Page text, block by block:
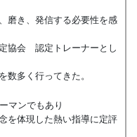
磨き、発信する必要性を感
協会 認定トレーナーとし
数多く行ってきた。
マンでもあり
を体現した熱い指導に定評